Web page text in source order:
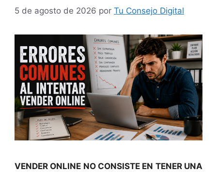
5 de agosto de 2026 por Tu Consejo Digital
VENDER ONLINE NO CONSISTE EN TENER UNA